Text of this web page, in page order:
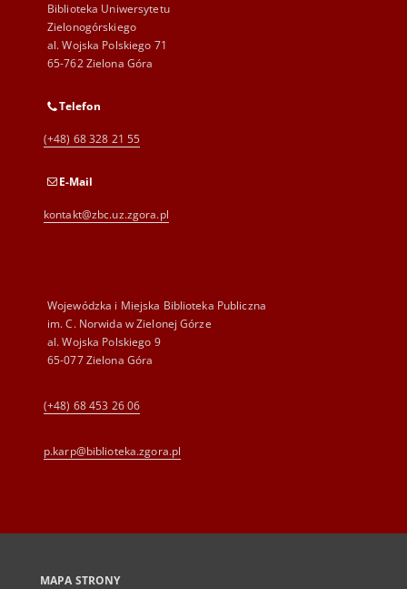
Biblioteka Uniwersytetu
Zielonogórskiego
al. Wojska Polskiego 71
65-762 Zielona Góra
Telefon
(+48) 68 328 21 55
E-Mail
kontakt@zbc.uz.zgora.pl
Wojewódzka i Miejska Biblioteka Publiczna
im. C. Norwida w Zielonej Górze
al. Wojska Polskiego 9
65-077 Zielona Góra
(+48) 68 453 26 06
p.karp@biblioteka.zgora.pl
MAPA STRONY